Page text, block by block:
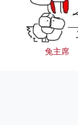
兔主席